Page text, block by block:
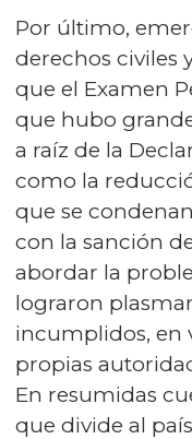
Por último,
derechos civiles
que el Examen
que hubo
a raíz de la
como la
que se
con la sanción
abordar la
lograron
incumplidos, en
propias
En resumidas
que divide al